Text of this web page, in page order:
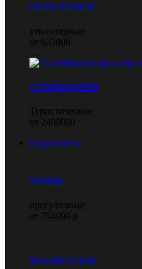
OUTLANDER
утилитарные
от 933000
COMMANDER
Туристические
от 2400000
Гидроциклы
SPARK
прогулочные
от 754000 р
RECREATION